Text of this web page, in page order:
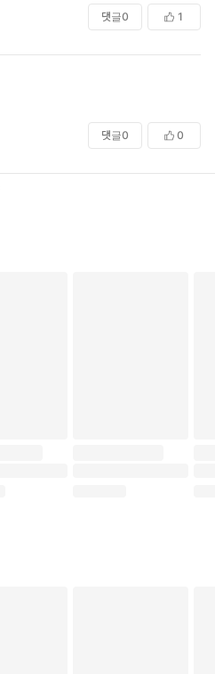
댓글0 1
댓글0 0